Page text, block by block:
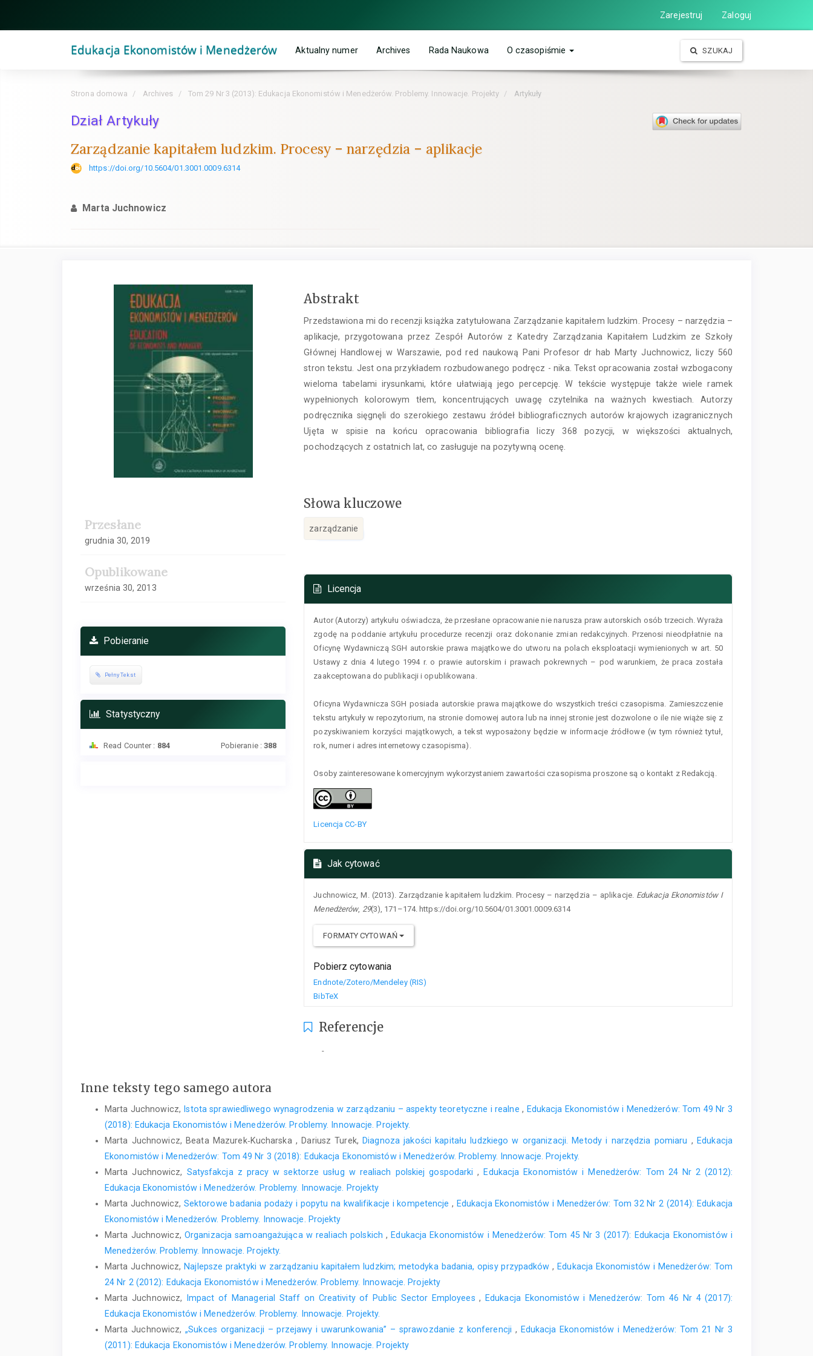
Zarejestruj Zaloguj
Edukacja Ekonomistów i Menedżerów Aktualny numer Archives Rada Naukowa O czasopiśmie SZUKAJ
Strona domowa Archives Tom 29 Nr 3 (2013): Edukacja Ekonomistów i Menedżerów. Problemy. Innowacje. Projekty Artykuły
Dział Artykuły
Zarządzanie kapitałem ludzkim. Procesy – narzędzia – aplikacje
https://doi.org/10.5604/01.3001.0009.6314
Marta Juchnowicz
Pasek
artykułu
Przesłane
grudnia 30, 2019
Opublikowane
września 30, 2013
Pobieranie
Pełny Tekst
Statystyczny
Read Counter : 884 Pobieranie :388
Treść
artykułu
Abstrakt
Przedstawiona mi do recenzji książka zatytułowana Zarządzanie kapitałem ludzkim. Procesy – narzędzia –
aplikacje, przygotowana przez Zespół Autorów z Katedry Zarządzania Kapitałem Ludzkim ze Szkoły
Głównej Handlowej w Warszawie, pod red naukową Pani Profesor dr hab Marty Juchnowicz, liczy 560
stron tekstu. Jest ona przykładem rozbudowanego podręcz - nika. Tekst opracowania został wzbogacony
wieloma tabelami irysunkami, które ułatwiają jego percepcję. W tekście występuje także wiele ramek
wypełnionych kolorowym tłem, koncentrujących uwagę czytelnika na ważnych kwestiach. Autorzy
podręcznika sięgnęli do szerokiego zestawu źródeł bibliograficznych autorów krajowych izagranicznych
Ujęta w spisie na końcu opracowania bibliografia liczy 368 pozycji, w większości aktualnych,
pochodzących z ostatnich lat, co zasługuje na pozytywną ocenę.
Słowa kluczowe
zarządzanie
Szczegóły
artykułu
Licencja
Autor (Autorzy) artykułu oświadcza, że przesłane opracowanie nie narusza praw autorskich osób trzecich. Wyraża
zgodę na poddanie artykułu procedurze recenzji oraz dokonanie zmian redakcyjnych. Przenosi nieodpłatnie na
Oficynę Wydawniczą SGH autorskie prawa majątkowe do utworu na polach eksploatacji wymienionych w art. 50
Ustawy z dnia 4 lutego 1994 r. o prawie autorskim i prawach pokrewnych – pod warunkiem, że praca została
zaakceptowana do publikacji i opublikowana.
Oficyna Wydawnicza SGH posiada autorskie prawa majątkowe do wszystkich treści czasopisma. Zamieszczenie
tekstu artykuły w repozytorium, na stronie domowej autora lub na innej stronie jest dozwolone o ile nie wiąże się z
pozyskiwaniem korzyści majątkowych, a tekst wyposażony będzie w informacje źródłowe (w tym również tytuł,
rok, numer i adres internetowy czasopisma).
Osoby zainteresowane komercyjnym wykorzystaniem zawartości czasopisma proszone są o kontakt z Redakcją.
Licencja CC-BY
Jak cytować
Juchnowicz, M. (2013). Zarządzanie kapitałem ludzkim. Procesy – narzędzia – aplikacje. Edukacja Ekonomistów I
Menedżerów, 29(3), 171–174. https://doi.org/10.5604/01.3001.0009.6314
FORMATY CYTOWAŃ
Pobierz cytowania
Endnote/Zotero/Mendeley (RIS)
BibTeX
Referencje
-
Inne teksty tego samego autora
Marta Juchnowicz, Istota sprawiedliwego wynagrodzenia w zarządzaniu – aspekty teoretyczne i realne, Edukacja Ekonomistów i Menedżerów: Tom 49 Nr 3
(2018): Edukacja Ekonomistów i Menedżerów. Problemy. Innowacje. Projekty.
Marta Juchnowicz, Beata Mazurek‑Kucharska , Dariusz Turek, Diagnoza jakości kapitału ludzkiego w organizacji. Metody i narzędzia pomiaru , Edukacja
Ekonomistów i Menedżerów: Tom 49 Nr 3 (2018): Edukacja Ekonomistów i Menedżerów. Problemy. Innowacje. Projekty.
Marta Juchnowicz, Satysfakcja z pracy w sektorze usług w realiach polskiej gospodarki, Edukacja Ekonomistów i Menedżerów: Tom 24 Nr 2 (2012):
Edukacja Ekonomistów i Menedżerów. Problemy. Innowacje. Projekty
Marta Juchnowicz, Sektorowe badania podaży i popytu na kwalifikacje i kompetencje, Edukacja Ekonomistów i Menedżerów: Tom 32 Nr 2 (2014): Edukacja
Ekonomistów i Menedżerów. Problemy. Innowacje. Projekty
Marta Juchnowicz, Organizacja samoangażująca w realiach polskich, Edukacja Ekonomistów i Menedżerów: Tom 45 Nr 3 (2017): Edukacja Ekonomistów i
Menedżerów. Problemy. Innowacje. Projekty.
Marta Juchnowicz, Najlepsze praktyki w zarządzaniu kapitałem ludzkim; metodyka badania, opisy przypadków, Edukacja Ekonomistów i Menedżerów: Tom
24 Nr 2 (2012): Edukacja Ekonomistów i Menedżerów. Problemy. Innowacje. Projekty
Marta Juchnowicz,
Impact of Managerial Staff on Creativity of Public Sector Employees,
Edukacja Ekonomistów i Menedżerów: Tom 46 Nr 4 (2017):
Edukacja Ekonomistów i Menedżerów. Problemy. Innowacje. Projekty.
Marta Juchnowicz,„Sukces organizacji – przejawy i uwarunkowania” – sprawozdanie z konferencji , Edukacja Ekonomistów i Menedżerów: Tom 21 Nr 3
(2011): Edukacja Ekonomistów i Menedżerów. Problemy. Innowacje. Projekty